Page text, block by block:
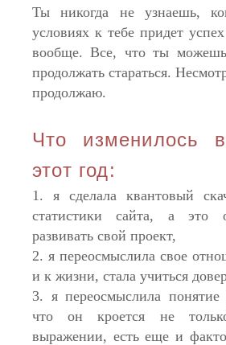
Ты никогда не узнаешь,
условиях к тебе придет
вообще. Все, что ты
продолжать стараться.
продолжаю.
Что изменилось
этот год:
1. я сделала квантовый
статистики сайта, а это
развивать свой проект,
2. я переосмыслила свое
и к жизни, стала учиться
3. я переосмыслила понятие
что он кроется не
выражении, есть еще и